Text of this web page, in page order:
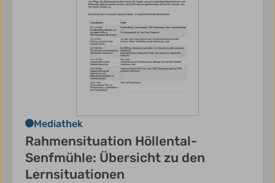
Mediathek
Rahmensituation Höllental-
Senfmühle: Übersicht zu den
Lernsituationen